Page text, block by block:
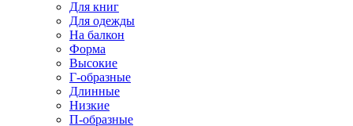
Для книг
Для одежды
На балкон
Форма
Высокие
Г-образные
Длинные
Низкие
П-образные